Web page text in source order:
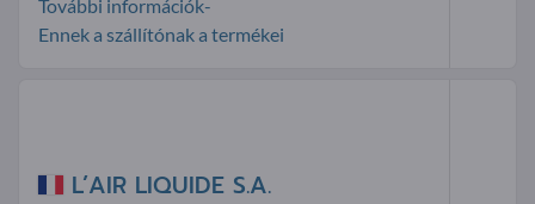
További információk-
Ennek a szállítónak a termékei
L’AIR LIQUIDE S.A.